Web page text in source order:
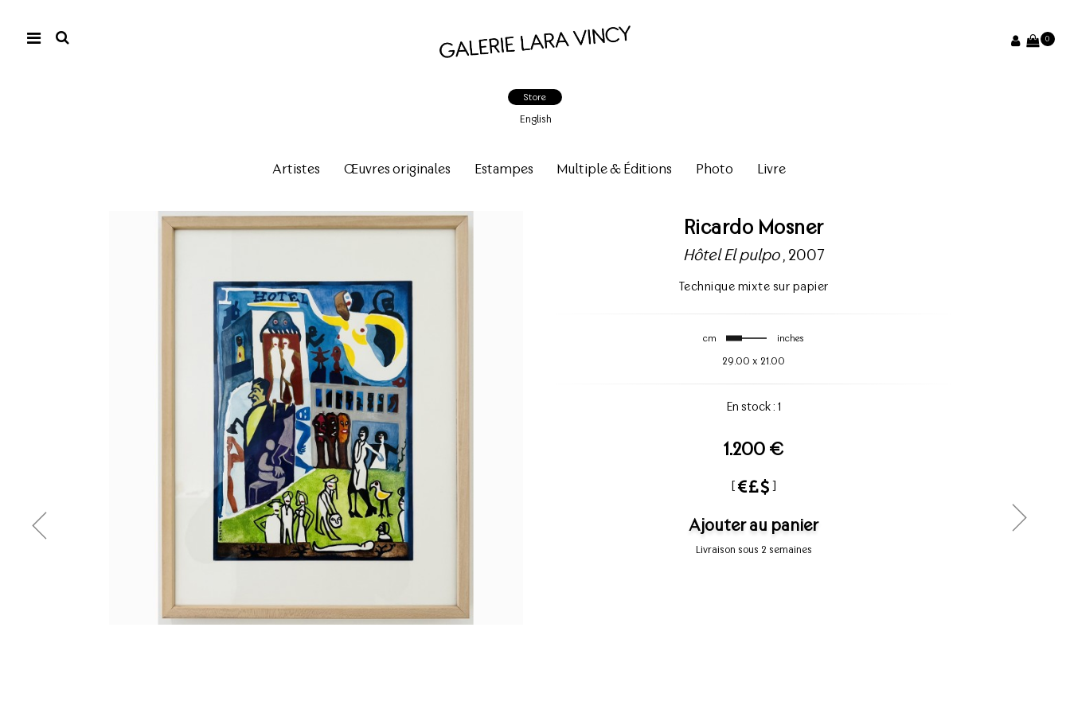
0
Store
English
Artistes Œuvres originales Estampes Multiple & Éditions Photo Livre
Ricardo Mosner
Hôtel El pulpo, 2007
Technique mixte sur papier
cm inches
29.00 x 21.00
En stock : 1
1.200 €
[ ]
Ajouter au panier
Livraison sous 2 semaines